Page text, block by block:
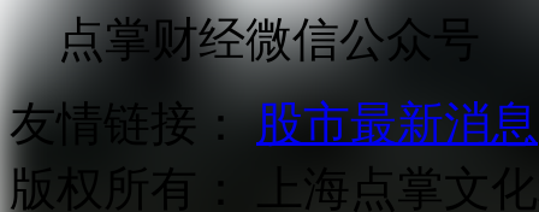
点掌财经微信公众号
友情链接：
股市最新消息
版权所有：
上海点掌文